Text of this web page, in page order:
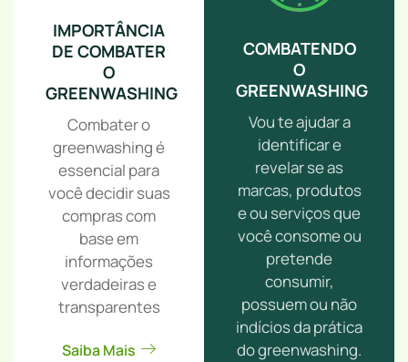
IMPORTÂNCIA
DE COMBATER
O
GREENWASHING
Combater o
greenwashing é
essencial para
você decidir suas
compras com
base em
informações
verdadeiras e
transparentes
Saiba Mais
COMBATENDO
O
GREENWASHING
Vou te ajudar a
identificar e
revelar se as
marcas, produtos
e ou serviços que
você consome ou
pretende
consumir,
possuem ou não
indícios da prática
do greenwashing.